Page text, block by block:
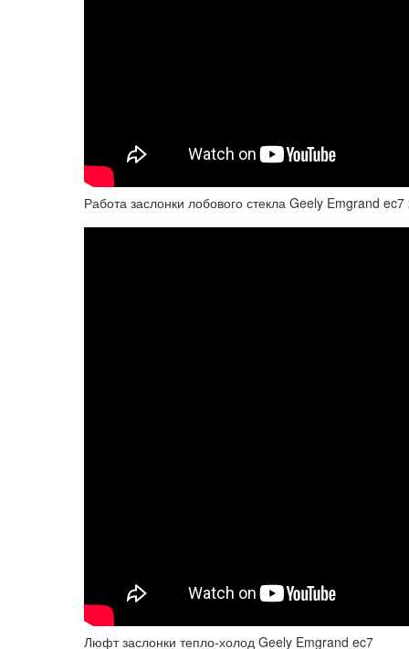
Работа заслонки лобового стекла Geely Emgrand
Люфт заслонки тепло-холод Geely Emgrand ec7